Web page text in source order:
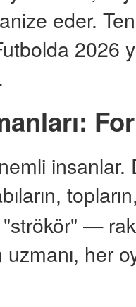
eder.
2026
insanlar.
—
uzmanı, her